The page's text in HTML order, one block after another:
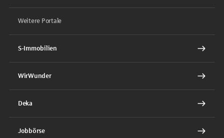
Weitere Portale
S-Immobilien
WirWunder
Deka
Jobbörse